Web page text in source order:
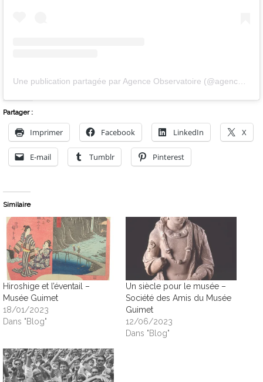
Une publication partagée par Agence Observatoire (@agenceobservatoire)
Partager :
Imprimer Facebook LinkedIn X
E-mail Tumblr Pinterest
Similaire
Hiroshige et l’éventail –
Musée Guimet
18/01/2023
Dans "Blog"
Un siècle pour le musée –
Société des Amis du Musée
Guimet
12/06/2023
Dans "Blog"